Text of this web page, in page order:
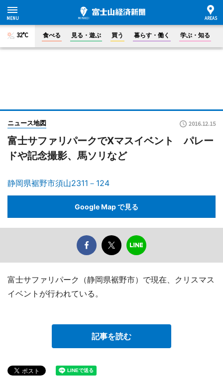
32°C 食べる 見る・遊ぶ 買う 暮らす・働く 学ぶ・知る
ニュース地図 2016.12.15
富士サファリパークでXマスイベント パレー
ドや記念撮影、馬ソリなど
静岡県裾野市須山2311－124
Google Map で見る
富士サファリパーク（静岡県裾野市）で現在、クリスマス
イベントが行われている。
記事を読む